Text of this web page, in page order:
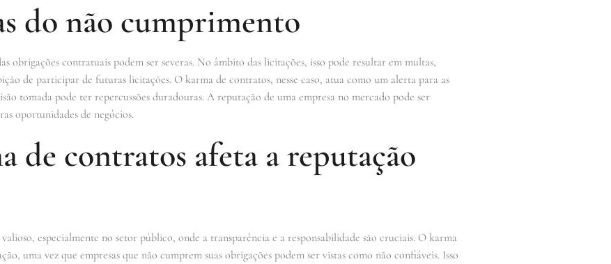
do não cumprimento
obrigações contratuais podem ser severas. No âmbito das licitações, isso pode resultar em multas,
de participar de futuras licitações. O karma de contratos, nesse caso, atua como um alerta para as
tomada pode ter repercussões duradouras. A reputação de uma empresa no mercado pode ser
oportunidades de negócios.
de contratos afeta a reputação
especialmente no setor público, onde a transparência e a responsabilidade são cruciais. O karma
uma vez que empresas que não cumprem suas obrigações podem ser vistas como não confiáveis. Isso